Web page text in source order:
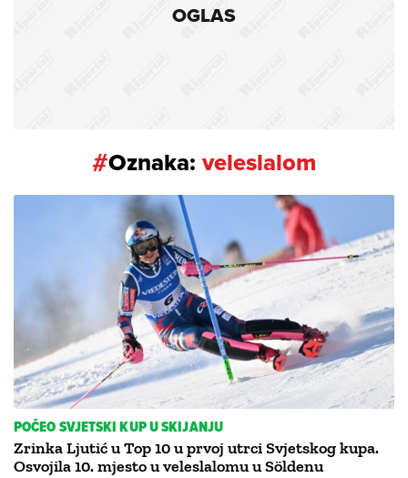
OGLAS
#Oznaka: veleslalom
POČEO SVJETSKI KUP U SKIJANJU
Zrinka Ljutić u Top 10 u prvoj utrci Svjetskog kupa.
Osvojila 10. mjesto u veleslalomu u Söldenu